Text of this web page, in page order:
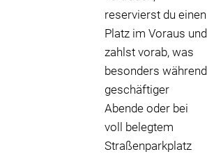
reservierst du einen
Platz im Voraus und
zahlst vorab, was
besonders während
geschäftiger
Abende oder bei
voll belegtem
Straßenparkplatz